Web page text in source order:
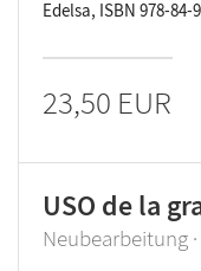
Edelsa, ISBN 978-84-
23,50 EUR
USO de la
Neubearbeitung